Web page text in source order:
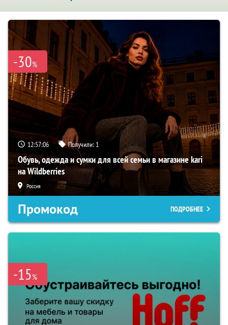
-30%
12:57:05 Получили: 1
Обувь, одежда и сумки для всей семьи в магазине kari
на Wildberries
Россия
Промокод ПОДРОБНЕЕ
-15%